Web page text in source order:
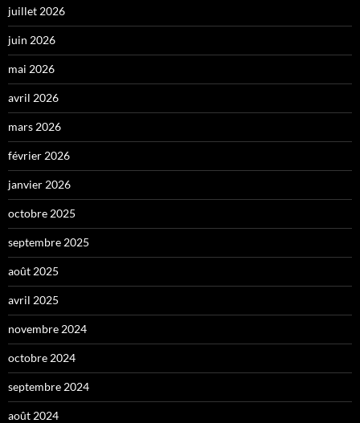
juillet 2026
juin 2026
mai 2026
avril 2026
mars 2026
février 2026
janvier 2026
octobre 2025
septembre 2025
août 2025
avril 2025
novembre 2024
octobre 2024
septembre 2024
août 2024